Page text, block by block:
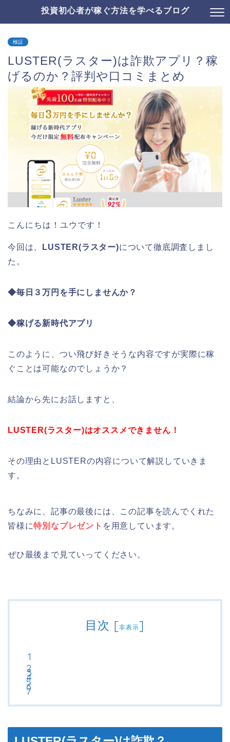
投資初心者が稼ぐ方法を学べるブログ
検証
LUSTER(ラスター)は詐欺アプリ？稼
げるのか？評判や口コミまとめ
こんにちは！ユウです！
今回は、 LUSTER(ラスター)について徹底調査しまし
た。
◆毎日３万円を手にしませんか？
◆稼げる新時代アプリ
このように、つい飛び好きそうな内容ですが実際に稼
ぐことは可能なのでしょうか？
結論から先にお話しますと、
LUSTER(ラスター)はオススメできません！
その理由とLUSTERの内容について解説していきま
す。
ちなみに、記事の最後には、この記事を読んでくれた
皆様に特別なプレゼント を用意しています。
ぜひ最後まで見ていってください。
目次 [非表示]